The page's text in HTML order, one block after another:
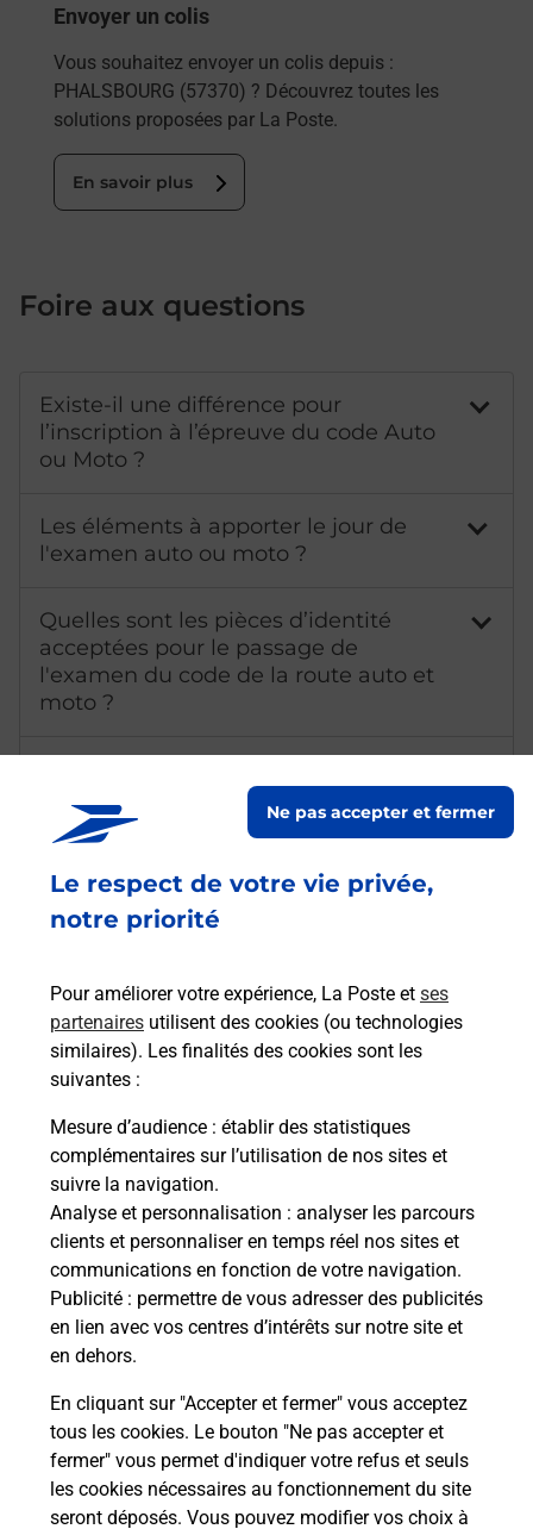
Le respect de votre vie privée,
notre priorité
Pour améliorer votre expérience, La Poste et ses
partenaires utilisent des cookies (ou technologies
similaires). Les finalités des cookies sont les
suivantes :
Mesure d’audience : établir des statistiques
complémentaires sur l’utilisation de nos sites et
suivre la navigation.
Analyse et personnalisation : analyser les parcours
clients et personnaliser en temps réel nos sites et
communications en fonction de votre navigation.
Publicité : permettre de vous adresser des publicités
en lien avec vos centres d’intérêts sur notre site et
en dehors.
En cliquant sur "Accepter et fermer" vous acceptez
tous les cookies. Le bouton "Ne pas accepter et
fermer" vous permet d'indiquer votre refus et seuls
les cookies nécessaires au fonctionnement du site
seront déposés. Vous pouvez modifier vos choix à
Ne pas accepter et fermer
Envoyer un colis
Vous souhaitez envoyer un colis depuis :
PHALSBOURG (57370) ? Découvrez toutes les
solutions proposées par La Poste.
En savoir plus
Foire aux questions
Existe-il une différence pour
l’inscription à l’épreuve du code Auto
ou Moto ?
Les éléments à apporter le jour de
l'examen auto ou moto ?
Quelles sont les pièces d’identité
acceptées pour le passage de
l'examen du code de la route auto et
moto ?
Combien coûte l'examen de l'épreuve
Combien de temps dure l'examen de
conduire ?
À quel âge peut-on passer l'épreuve
théorique du permis de conduire ?
Comment avoir les résultats de
l'épreuve théorique du permis de
conduire ?
Combien de fautes sont autorisées
pour l'épreuve théorique du permis
de conduire ?
En Savoir Plus sur Phalsbourg